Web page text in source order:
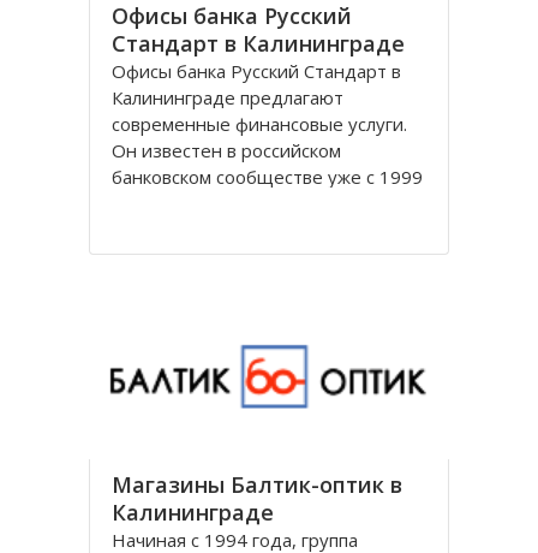
Офисы банка Русский
Стандарт в Калининграде
Офисы банка Русский Стандарт в
Калининграде предлагают
современные финансовые услуги.
Он известен в российском
банковском сообществе уже с 1999
настоящее время он является
Магазины Балтик-оптик в
Калининграде
Начиная с 1994 года, группа